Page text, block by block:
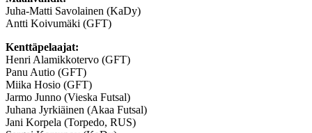
Juha-Matti Savolainen (KaDy)
Antti Koivumäki (GFT)
Kenttäpelaajat:
Henri Alamikkotervo (GFT)
Panu Autio (GFT)
Miika Hosio (GFT)
Jarmo Junno (Vieska Futsal)
Juhana Jyrkiäinen (Akaa Futsal)
Jani Korpela (Torpedo, RUS)